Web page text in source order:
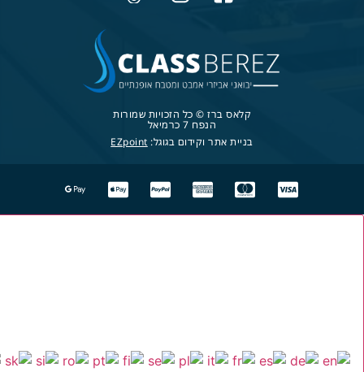
קלאס ברז © כל הזכויות שמורות
הנפח 7 כרמיאל
בניית אתר וקידום בגוגל: EZpoint